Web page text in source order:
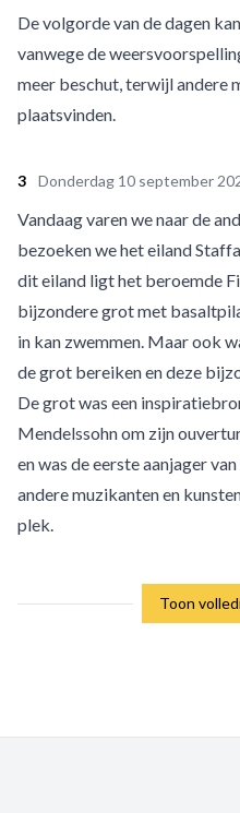
De volgorde van de dagen
vanwege de
meer beschut, terwijl andere
plaatsvinden.
3 Donderdag 10 september
Vandaag varen we naar de
bezoeken we het eiland
dit eiland ligt het beroemde
bijzondere grot met
in kan zwemmen. Maar ook
de grot bereiken en deze
De grot was een
Mendelssohn om zijn
en was de eerste aanjager
andere muzikanten en
plek.
Toon